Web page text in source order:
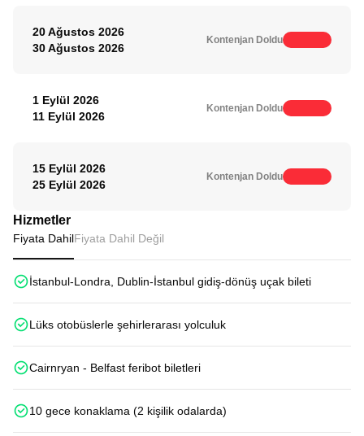
20 Ağustos 2026
30 Ağustos 2026
Kontenjan Doldu
1 Eylül 2026
11 Eylül 2026
Kontenjan Doldu
15 Eylül 2026
25 Eylül 2026
Kontenjan Doldu
Hizmetler
Fiyata DahilFiyata Dahil Değil
İstanbul-Londra, Dublin-İstanbul gidiş-dönüş uçak bileti
Lüks otobüslerle şehirlerarası yolculuk
Cairnryan - Belfast feribot biletleri
10 gece konaklama (2 kişilik odalarda)